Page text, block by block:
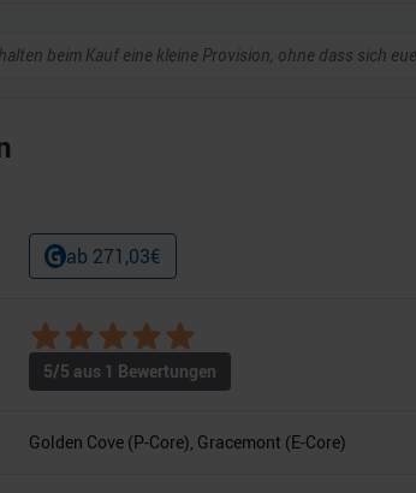
beim Kauf eine kleine Provision, ohne dass sich
ab 271,03€
5/5 aus 1 Bewertungen
Golden Cove (P-Core), Gracemont (E-Core)